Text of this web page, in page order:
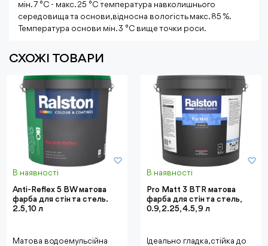
мін. 7 °C - макс. 25 °C температура навколишнього
середовища та основи, відносна вологість макс. 85 %.
Температура основи мін. 3 °C вище точки роси.
СХОЖІ ТОВАРИ
В наявності
Anti-Reflex 5 BW матова
фарба для стін та стель.
2.5, 10 л
Матова водоемульсійна
В наявності
Pro Matt 3 BTR матова
фарба для стін та стель,
0.9, 2.25, 4.5, 9 л
Ідеально гладка, стійка до